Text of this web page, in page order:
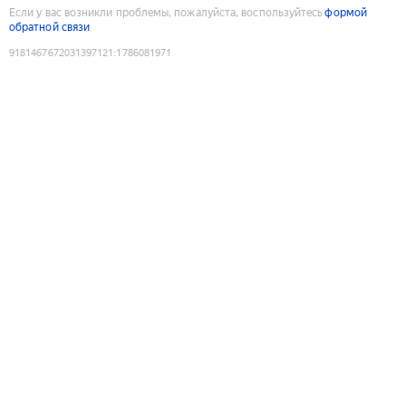
Если у вас возникли проблемы, пожалуйста, воспользуйтесьформой
обратной связи
9181467672031397121 :1786081971